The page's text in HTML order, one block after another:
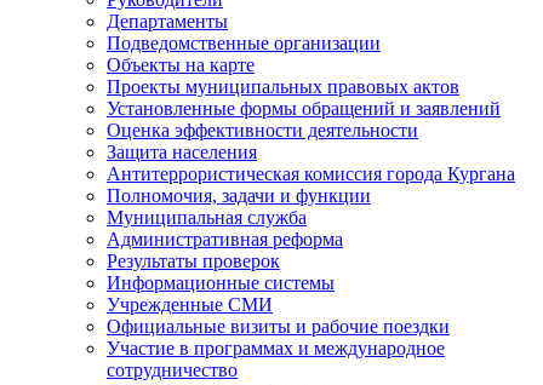
Департаменты
Подведомственные организации
Объекты на карте
Проекты муниципальных правовых актов
Установленные формы обращений и заявлений
Оценка эффективности деятельности
Защита населения
Антитеррористическая комиссия города Кургана
Полномочия, задачи и функции
Муниципальная служба
Административная реформа
Результаты проверок
Информационные системы
Учрежденные СМИ
Официальные визиты и рабочие поездки
Участие в программах и международное
сотрудничество